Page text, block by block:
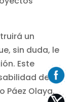
un
sin duda, le
Este
del
Páez Olaya.